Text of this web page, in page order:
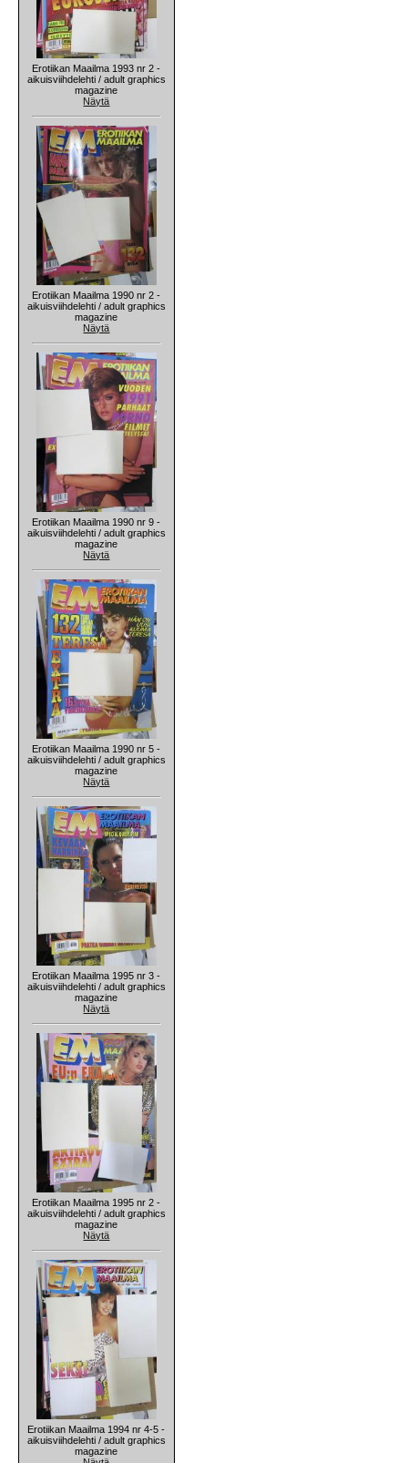
Erotiikan Maailma 1993 nr 2 -
aikuisviihdelehti / adult graphics
magazine
Näytä
Erotiikan Maailma 1990 nr 2 -
aikuisviihdelehti / adult graphics
magazine
Näytä
Erotiikan Maailma 1990 nr 9 -
aikuisviihdelehti / adult graphics
magazine
Näytä
Erotiikan Maailma 1990 nr 5 -
aikuisviihdelehti / adult graphics
magazine
Näytä
Erotiikan Maailma 1995 nr 3 -
aikuisviihdelehti / adult graphics
magazine
Näytä
Erotiikan Maailma 1995 nr 2 -
aikuisviihdelehti / adult graphics
magazine
Näytä
Erotiikan Maailma 1994 nr 4-5 -
aikuisviihdelehti / adult graphics
magazine